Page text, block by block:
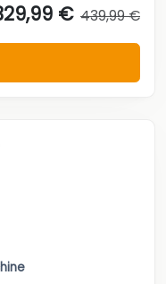
€ 439,99 €